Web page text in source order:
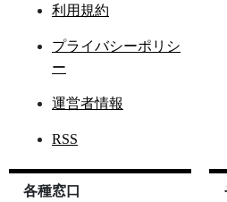
利用規約
プライバシーポリシ
ー
運営者情報
RSS
各種窓口